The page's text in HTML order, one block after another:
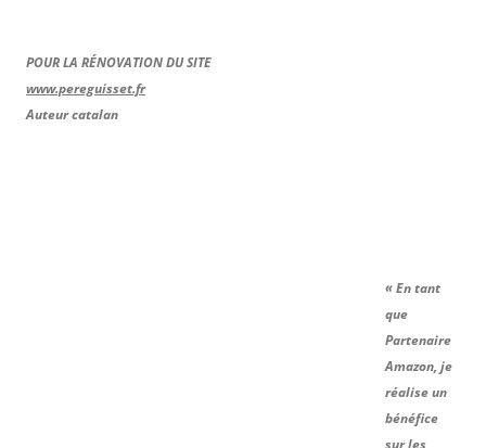
POUR LA RÉNOVATION DU SITE
www.pereguisset.fr
Auteur catalan
« En tant
que
Partenaire
Amazon, je
réalise un
bénéfice
sur les